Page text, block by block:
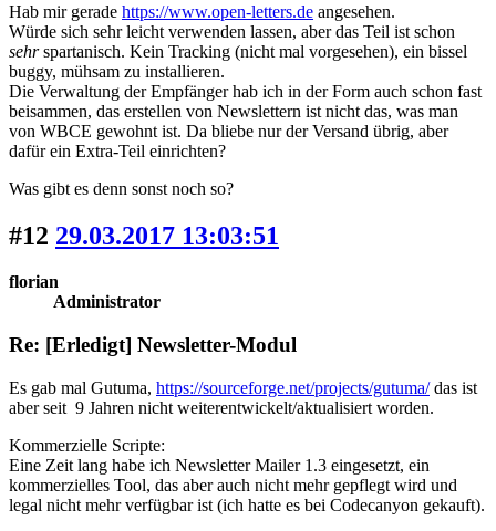
Hab mir gerade https://www.open-letters.de angesehen.
Würde sich sehr leicht verwenden lassen, aber das Teil ist schon
sehrspartanisch. Kein Tracking (nicht mal vorgesehen), ein bissel
buggy, mühsam zu installieren.
Die Verwaltung der Empfänger hab ich in der Form auch schon fast
beisammen, das erstellen von Newslettern ist nicht das, was man
von WBCE gewohnt ist. Da bliebe nur der Versand übrig, aber
dafür ein Extra-Teil einrichten?
Was gibt es denn sonst noch so?
#12 29.03.2017 13:03:51
florian
Administrator
Re: [Erledigt] Newsletter-Modul
Es gab mal Gutuma, https://sourceforge.net/projects/gutuma/das ist
aber seit 9 Jahren nicht weiterentwickelt/aktualisiert worden.
Kommerzielle Scripte:
Eine Zeit lang habe ich Newsletter Mailer 1.3 eingesetzt, ein
kommerzielles Tool, das aber auch nicht mehr gepflegt wird und
legal nicht mehr verfügbar ist (ich hatte es bei Codecanyon gekauft).